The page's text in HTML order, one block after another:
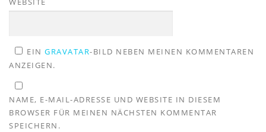
EINGRAVATAR-BILD NEBEN MEINEN KOMMENTAREN
ANZEIGEN.
NAME, E-MAIL-ADRESSE UND WEBSITE IN DIESEM
BROWSER FÜR MEINEN NÄCHSTEN KOMMENTAR
SPEICHERN.